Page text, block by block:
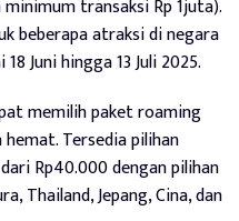
transaksi Rp 1juta).
beberapa atraksi di negara
Juni hingga 13 Juli 2025.
memilih paket roaming
hemat. Tersedia pilihan
Rp40.000 dengan pilihan
Thailand, Jepang, Cina, dan